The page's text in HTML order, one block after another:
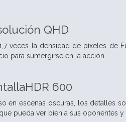
QHD
veces la densidad de píxeles de
para sumergirse en la acción.
600
en escenas oscuras, los detalles
pueda ver bien a sus oponentes